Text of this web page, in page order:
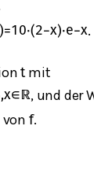
)=10⋅(2−x)⋅e−x.
tmit
,x∈ ℝ, und der
von f.